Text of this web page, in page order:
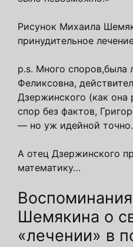
Рисунок Михаила
принудительное
p.s. Много споров,была
Феликсовна,
Дзержинского (как
спор без фактов,
— но уж идейной точно.
А отец Дзержинского
математику…
Шемякина о
«лечении» в